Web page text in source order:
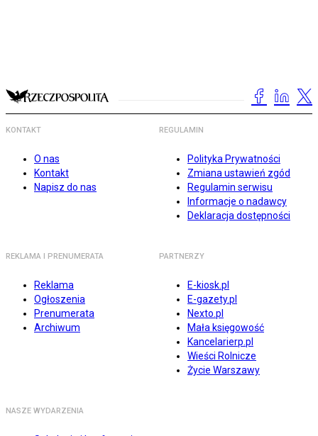
KONTAKT
O nas
Kontakt
Napisz do nas
REGULAMIN
Polityka Prywatności
Zmiana ustawień zgód
Regulamin serwisu
Informacje o nadawcy
Deklaracja dostępności
REKLAMA I PRENUMERATA
Reklama
Ogłoszenia
Prenumerata
Archiwum
PARTNERZY
E-kiosk.pl
E-gazety.pl
Nexto.pl
Mała księgowość
Kancelarierp.pl
Wieści Rolnicze
Życie Warszawy
NASZE WYDARZENIA